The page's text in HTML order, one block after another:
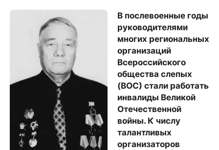
В послевоенные годы
руководителями
многих региональных
организаций
Всероссийского
общества слепых
(ВОС) стали работать
инвалиды Великой
Отечественной
войны. К числу
талантливых
организаторов